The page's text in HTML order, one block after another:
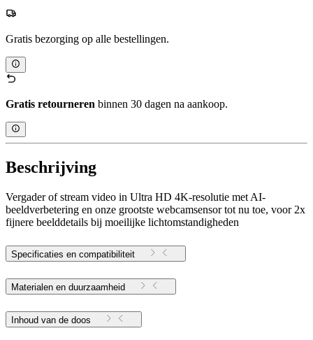
Gratis bezorging op alle bestellingen.
Gratis retourneren binnen 30 dagen na aankoop.
Beschrijving
Vergader of stream video in Ultra HD 4K-resolutie met AI-
beeldverbetering en onze grootste webcamsensor tot nu toe, voor 2x
fijnere beelddetails bij moeilijke lichtomstandigheden
Specificaties en compatibiliteit
Materialen en duurzaamheid
Inhoud van de doos